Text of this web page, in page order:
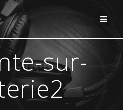
Passer
au
contenu
sur-